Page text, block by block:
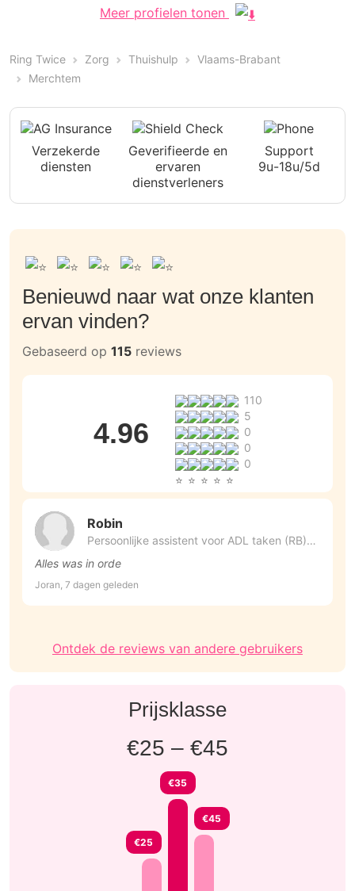
Meer profielen tonen
Ring Twice Zorg Thuishulp
Vlaams-Brabant
Merchtem
Verzekerde
diensten
Geverifieerde en
ervaren
dienstverleners
Support
9u-18u/5d
Benieuwd naar wat onze klanten
ervan vinden?
Gebaseerd op 115 reviews
4.96
110
5
0
0
0
Robin
Persoonlijke assistent voor ADL taken (RB)
(7)
Alles was in orde
Joran, 7 dagen geleden
Ontdek de reviews van andere gebruikers
Prijsklasse
€25 – €45
€25
€35
€45